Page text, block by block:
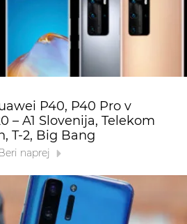
P40, P40 Pro v
– A1 Slovenija, Telekom
T-2, Big Bang
naprej